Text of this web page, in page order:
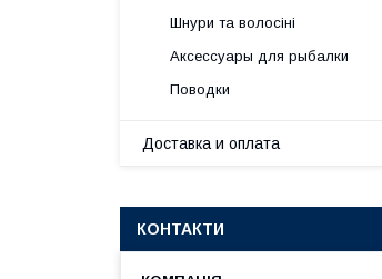
Шнури та волосіні
Аксессуары для рыбалки
Поводки
Доставка и оплата
КОНТАКТИ